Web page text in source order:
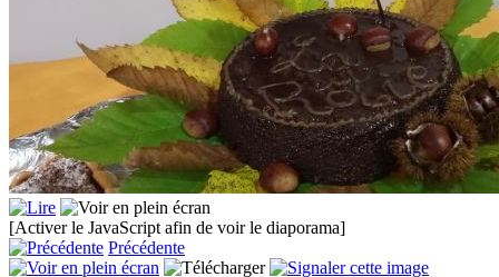
[Activer le JavaScript afin de voir le diaporama]
Précédente